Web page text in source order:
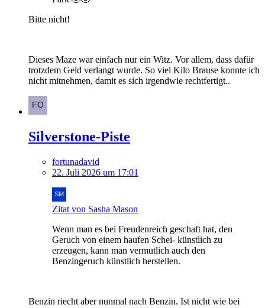
Bitte nicht!
Dieses Maze war einfach nur ein Witz. Vor allem, dass dafür
trotzdem Geld verlangt wurde. So viel Kilo Brause konnte ich
nicht mitnehmen, damit es sich irgendwie rechtfertigt..
Silverstone-Piste
fortunadavid
22. Juli 2026 um 17:01
Zitat von Sasha Mason
Wenn man es bei Freudenreich geschaft hat, den
Geruch von einem haufen Schei- künstlich zu
erzeugen, kann man vermutlich auch den
Benzingeruch künstlich herstellen.
Benzin riecht aber nunmal nach Benzin. Ist nicht wie bei